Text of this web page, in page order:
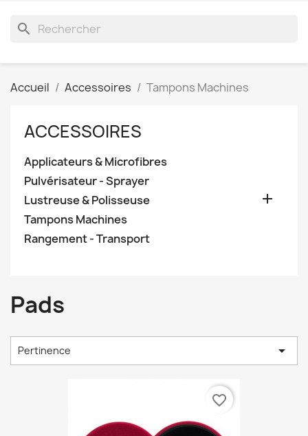
search
Accueil Accessoires Tampons Machines
ACCESSOIRES
Applicateurs & Microfibres
Pulvérisateur - Sprayer
Lustreuse & Polisseuse

Tampons Machines
Rangement - Transport
Pads
Pertinence 
favorite_border